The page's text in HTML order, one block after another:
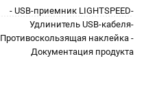
- USB-приемник LIGHTSPEED-
Удлинитель USB-кабеля-
Противоскользящая наклейка -
Документация продукта